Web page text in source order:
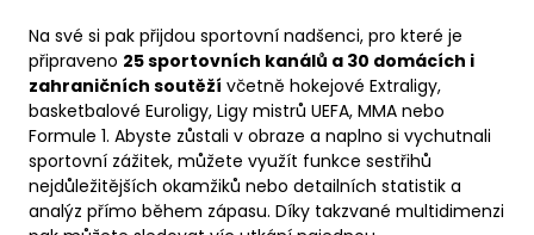
Na své si pak přijdou sportovní nadšenci, pro které je
připraveno 25 sportovních kanálů a 30 domácích i
zahraničních soutěží včetně hokejové Extraligy,
basketbalové Euroligy, Ligy mistrů UEFA, MMA nebo
Formule 1. Abyste zůstali v obraze a naplno si vychutnali
sportovní zážitek, můžete využít funkce sestřihů
nejdůležitějších okamžiků nebo detailních statistik a
analýz přímo během zápasu. Díky takzvané multidimenzi